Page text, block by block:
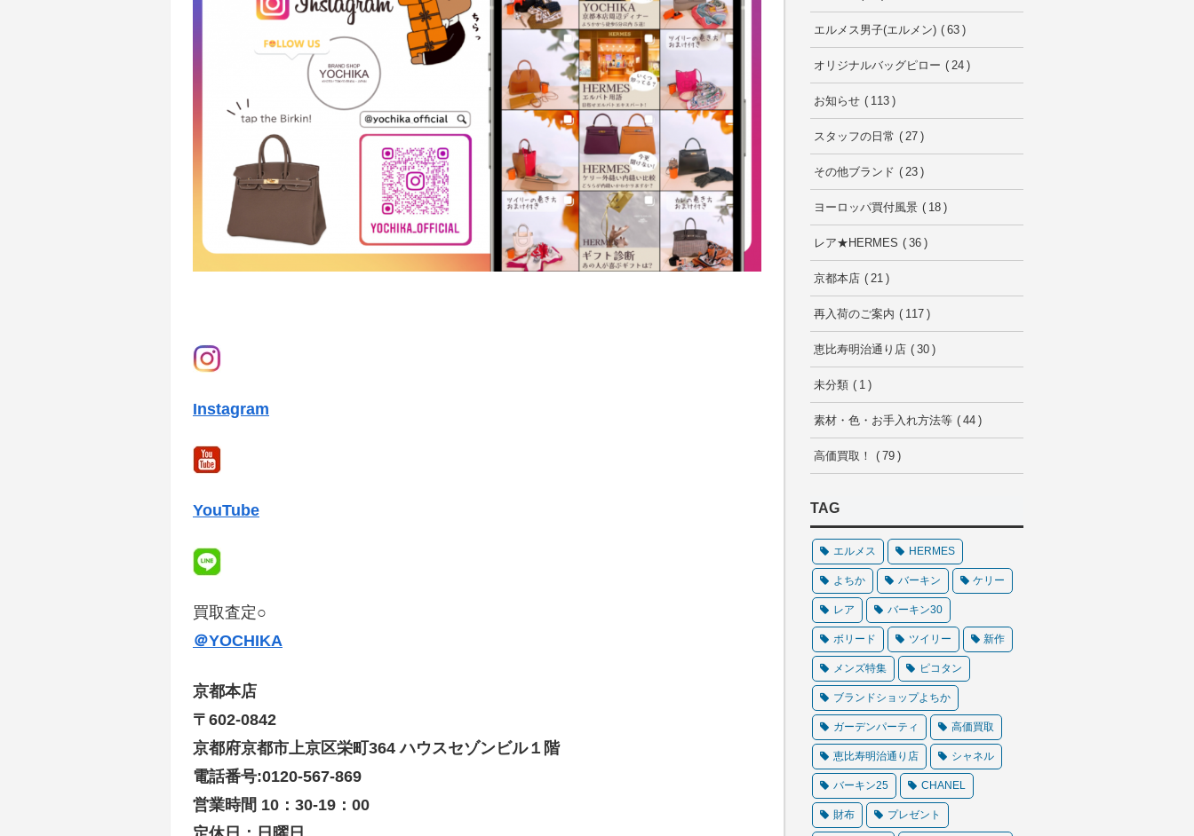
Instagram
YouTube
買取査定○
＠YOCHIKA
京都本店
〒602-0842
京都府京都市上京区栄町364 ハウスセゾンビル１階
電話番号:0120-567-869
営業時間 10：30-19：00
エルメス男子(エルメン) 63
オリジナルバッグピロー 24
お知らせ 113
スタッフの日常 27
その他ブランド 23
ヨーロッパ買付風景 18
レア★HERMES 36
京都本店 21
再入荷のご案内 117
恵比寿明治通り店 30
未分類 1
素材・色・お手入れ方法等 44
高価買取！ 79
TAG
エルメス HERMES
よちか バーキン ケリー
レア バーキン30
ボリード ツイリー 新作
メンズ特集 ピコタン
ブランドショップよちか
ガーデンパーティ 高価買取
恵比寿明治通り店 シャネル
バーキン25 CHANEL
財布 プレゼント